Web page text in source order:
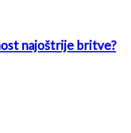
najoštrije britve?